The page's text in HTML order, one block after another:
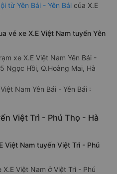
từ Yên Bái - Yên Bái của X.E
vé xe X.E Việt Nam tuyến Yên
xe X.E Việt Nam Yên Bái -
Ngọc Hồi, Q.Hoàng Mai, Hà
Nam Yên Bái - Yên Bái :
Việt Trì - Phú Thọ - Hà
Việt Nam tuyến Việt Trì - Phú
Việt Nam ở Việt Trì - Phú